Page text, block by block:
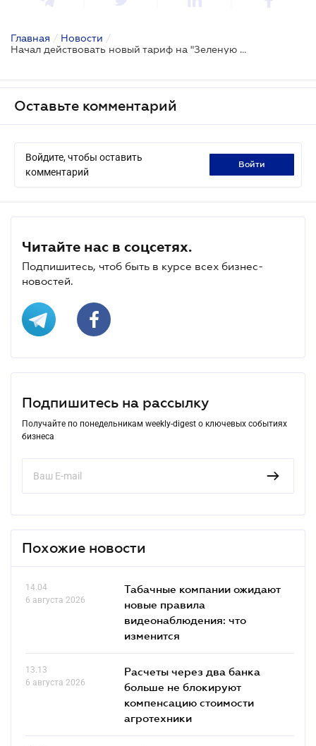
Главная / Новости /
Начал действовать новый тариф на "Зеленую карту"
Оставьте комментарий
Войдите, чтобы оставить
комментарий
войти
Читайте нас в соцсетях.
Подпишитесь, чтоб быть в курсе всех бизнес-
новостей.
Подпишитесь на рассылку
Получайте по понедельникам weekly-digest о ключевых событиях
бизнеса
Похожие новости
14.04
6 августа 2026
Табачные компании ожидают
новые правила
видеонаблюдения: что
изменится
13.13
6 августа 2026
Расчеты через два банка
больше не блокируют
компенсацию стоимости
агротехники